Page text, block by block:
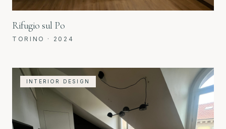
Rifugio sul Po
TORINO · 2024
INTERIOR DESIGN